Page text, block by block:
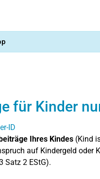
für Kinder
Ihres Kindes (Kind
auf Kindergeld oder
Satz 2 EStG).